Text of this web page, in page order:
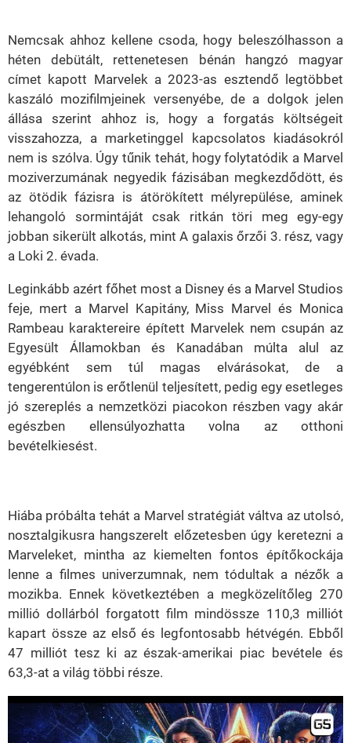
Nemcsak ahhoz kellene csoda, hogy beleszólhasson a
héten debütált, rettenetesen bénán hangzó magyar
címet kapott Marvelek a 2023-as esztendő legtöbbet
kaszáló mozifilmjeinek versenyébe, de a dolgok jelen
állása szerint ahhoz is, hogy a forgatás költségeit
visszahozza, a marketinggel kapcsolatos kiadásokról
nem is szólva. Úgy tűnik tehát, hogy folytatódik a Marvel
moziverzumának negyedik fázisában megkezdődött, és
az ötödik fázisra is átörökített mélyrepülése, aminek
lehangoló sormintáját csak ritkán töri meg egy-egy
jobban sikerült alkotás, mint A galaxis őrzői 3. rész, vagy
a Loki 2. évada.
Leginkább azért főhet most a Disney és a Marvel Studios
feje, mert a Marvel Kapitány, Miss Marvel és Monica
Rambeau karaktereire épített Marvelek nem csupán az
Egyesült Államokban és Kanadában múlta alul az
egyébként sem túl magas elvárásokat, de a
tengerentúlon is erőtlenül teljesített, pedig egy esetleges
jó szereplés a nemzetközi piacokon részben vagy akár
egészben ellensúlyozhatta volna az otthoni
bevételkiesést.
Hiába próbálta tehát a Marvel stratégiát váltva az utolsó,
nosztalgikusra hangszerelt előzetesben úgy keretezni a
Marveleket, mintha az kiemelten fontos építőkockája
lenne a filmes univerzumnak, nem tódultak a nézők a
mozikba. Ennek következtében a megközelítőleg 270
millió dollárból forgatott film mindössze 110,3 milliót
kapart össze az első és legfontosabb hétvégén. Ebből
47 milliót tesz ki az észak-amerikai piac bevétele és
63,3-at a világ többi része.